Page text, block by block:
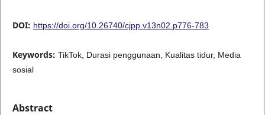
DOI: https://doi.org/10.26740/cjpp.v13n02.p776-783
Keywords: TikTok, Durasi penggunaan, Kualitas tidur, Media
sosial
Abstract